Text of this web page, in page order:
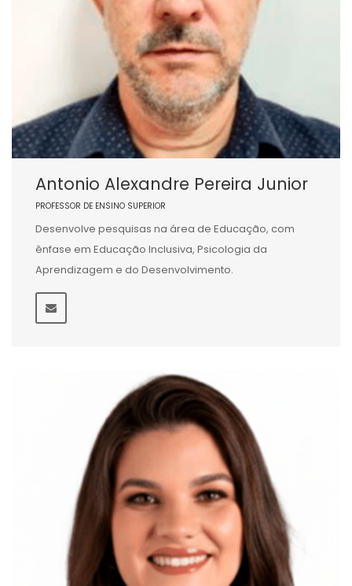
Antonio Alexandre Pereira Junior
PROFESSOR DE ENSINO SUPERIOR
Desenvolve pesquisas na área de Educação, com
ênfase em Educação Inclusiva, Psicologia da
Aprendizagem e do Desenvolvimento.